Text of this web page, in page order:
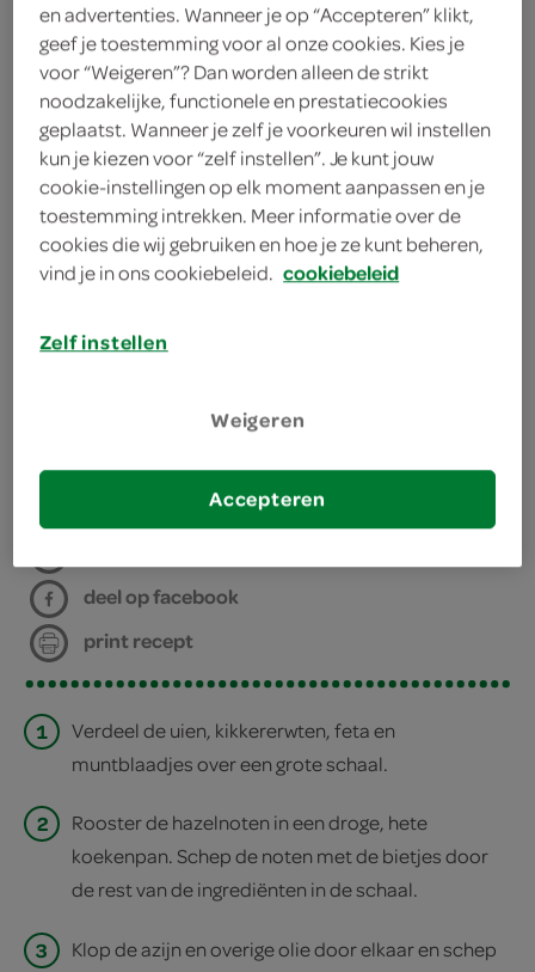
1 bosje munt
100 gram feta
1 blik kikkererwten
1 rode ui
4 eetlepels olijfolie
bereiden
deel op facebook
print recept
1
Verdeel de uien, kikkererwten, feta en
muntblaadjes over een grote schaal.
2
Rooster de hazelnoten in een droge, hete
koekenpan. Schep de noten met de bietjes door
de rest van de ingrediënten in de schaal.
3
Klop de azijn en overige olie door elkaar en schep
en advertenties. Wanneer je op “Accepteren” klikt,
geef je toestemming voor al onze cookies. Kies je
voor “Weigeren”? Dan worden alleen de strikt
noodzakelijke, functionele en prestatiecookies
geplaatst. Wanneer je zelf je voorkeuren wil instellen
kun je kiezen voor “zelf instellen”. Je kunt jouw
cookie-instellingen op elk moment aanpassen en je
toestemming intrekken. Meer informatie over de
cookies die wij gebruiken en hoe je ze kunt beheren,
vind je in ons cookiebeleid. cookiebeleid
Zelf instellen
Weigeren
Accepteren